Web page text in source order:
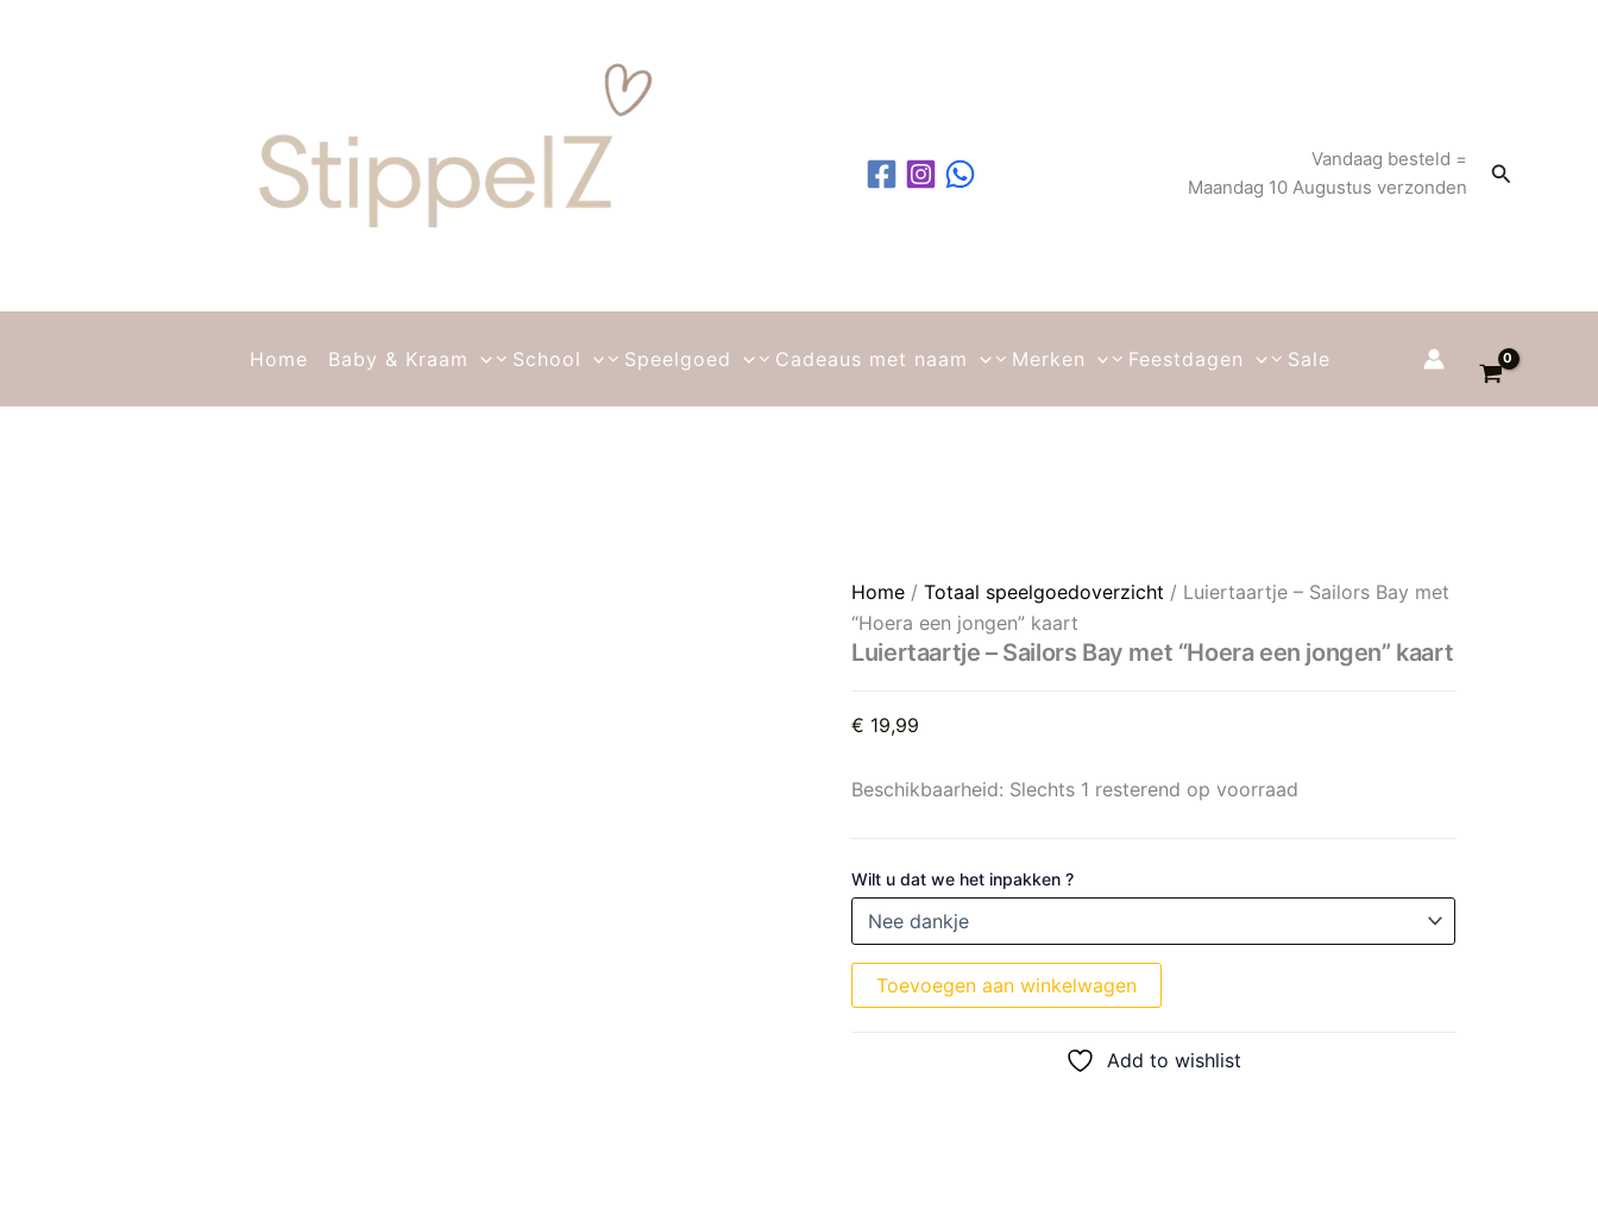
Vandaag besteld =
Maandag 10 Augustus verzonden
Zoeken
Home Baby & Kraam School Speelgoed Cadeaus met naam Merken Feestdagen Sale
Home /Totaal speelgoedoverzicht / Luiertaartje – Sailors Bay met
“Hoera een jongen” kaart
Luiertaartje – Sailors Bay met “Hoera een jongen” kaart
€ 19,99
Beschikbaarheid: Slechts 1 resterend op voorraad
Wilt u dat we het inpakken ?
Luiertaartje – Sailors Bay met “Hoera een jongen” kaart aantal
Toevoegen aan winkelwagen
Add to wishlist